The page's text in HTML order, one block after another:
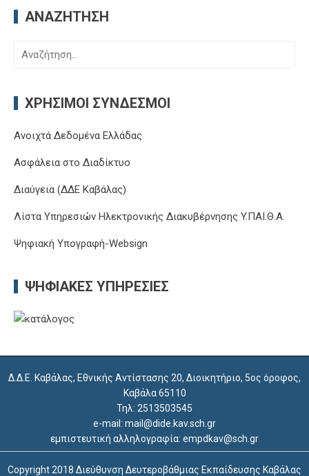
ΑΝΑΖΉΤΗΣΗ
Αναζήτηση
ΧΡΉΣΙΜΟΙ ΣΎΝΔΕΣΜΟΙ
Ανοιχτά Δεδομένα Ελλάδας
Ασφάλεια στο Διαδίκτυο
Διαύγεια (ΔΔΕ Καβάλας)
Λίστα Υπηρεσιών Ηλεκτρονικής Διακυβέρνησης Y.ΠΑΙ.Θ.Α.
Ψηφιακή Υπογραφή-Websign
ΨΗΦΙΑΚΈΣ ΥΠΗΡΕΣΊΕΣ
Δ.Δ.Ε. Καβάλας, Εθνικής Αντίστασης 20, Διοικητήριο, 5ος όροφος,
Καβάλα 65110
Τηλ: 2513503545
e-mail: mail@dide.kav.sch.gr
εμπιστευτική αλληλογραφία: empdkav@sch.gr
Copyright 2018 Διεύθυνση Δευτεροβάθμιας Εκπαίδευσης Καβάλας